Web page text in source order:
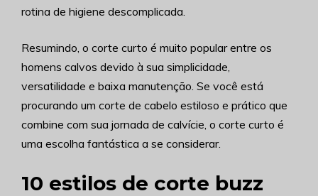
rotina de higiene descomplicada.
Resumindo, o corte curto é muito popular entre os
homens calvos devido à sua simplicidade,
versatilidade e baixa manutenção. Se você está
procurando um corte de cabelo estiloso e prático que
combine com sua jornada de calvície, o corte curto é
uma escolha fantástica a se considerar.
10 estilos de corte buzz